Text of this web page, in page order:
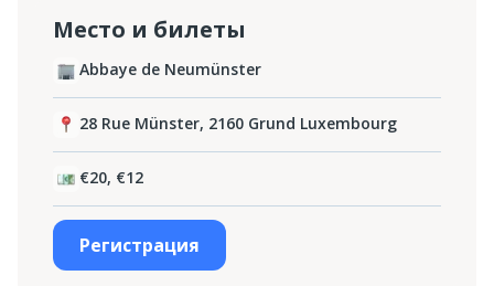
Место и билеты
Abbaye de Neumünster
28 Rue Münster, 2160 Grund Luxembourg
€20, €12
Регистрация